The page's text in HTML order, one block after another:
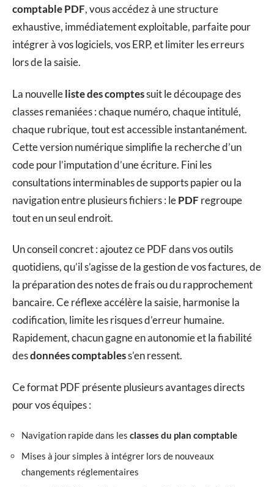
comptable PDF, vous accédez à une structure
exhaustive, immédiatement exploitable, parfaite pour
intégrer à vos logiciels, vos ERP, et limiter les erreurs
lors de la saisie.
La nouvelleliste des comptessuit le découpage des
classes remaniées : chaque numéro, chaque intitulé,
chaque rubrique, tout est accessible instantanément.
Cette version numérique simplifie la recherche d’un
code pour l’imputation d’une écriture. Fini les
consultations interminables de supports papier ou la
navigation entre plusieurs fichiers : lePDF regroupe
tout en un seul endroit.
Un conseil concret : ajoutez ce PDF dans vos outils
quotidiens, qu’il s’agisse de la gestion de vos factures, de
la préparation des notes de frais ou du rapprochement
bancaire. Ce réflexe accélère la saisie, harmonise la
codification, limite les risques d’erreur humaine.
Rapidement, chacun gagne en autonomie et la fiabilité
desdonnées comptabless’en ressent.
Ce format PDF présente plusieurs avantages directs
pour vos équipes :
Navigation rapide dans les classes du plan comptable
Mises à jour simples à intégrer lors de nouveaux
changements réglementaires